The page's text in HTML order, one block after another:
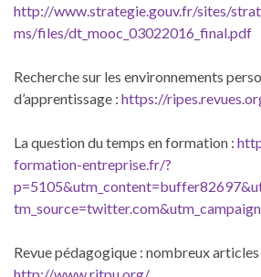
http://www.strategie.gouv.fr/sites/
ms/files/dt_mooc_03022016_final.pdf
Recherche sur les environnements
d’apprentissage : https://
La question du temps en formation :
formation-entreprise.fr/?
Revue pédagogique : nombreux